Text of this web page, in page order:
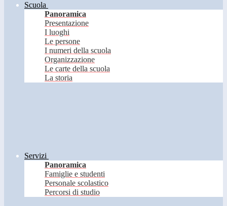
Scuola
Panoramica
Presentazione
I luoghi
Le persone
I numeri della scuola
Organizzazione
Le carte della scuola
La storia
Servizi
Panoramica
Famiglie e studenti
Personale scolastico
Percorsi di studio